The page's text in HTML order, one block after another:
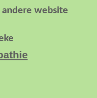
website